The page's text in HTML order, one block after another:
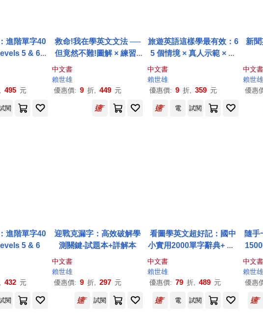
進階單字40
5 & 6
】(附試題
年免費數位
驗)
495 元
救命!我在學英文文法 ──
但竟然不難!圖解 × 練習×
影片× 小遊戲，越學越上
手的零基礎入門書
中文書
賴世雄
優惠價: 9 折, 449 元
旅遊英語這樣學最有效：6
5 個情境 × 真人示範 × 互
中文書
賴世雄
優惠價: 9 折, 359 元
新
中文書
賴世雄
優惠
閱 電 試閱
進階單字40
5 & 6
432 元
迎戰克漏字：高效破解學
測關鍵-試題本+詳解本
中文書
賴世雄
優惠價: 9 折, 297 元
看圖學英文超好記：國中
小實用2000單字辭典+ QR
中文書
賴世雄
優惠價: 79 折, 489 元
隨手
中文書
賴世雄
優惠
閱 試閱 電 試閱